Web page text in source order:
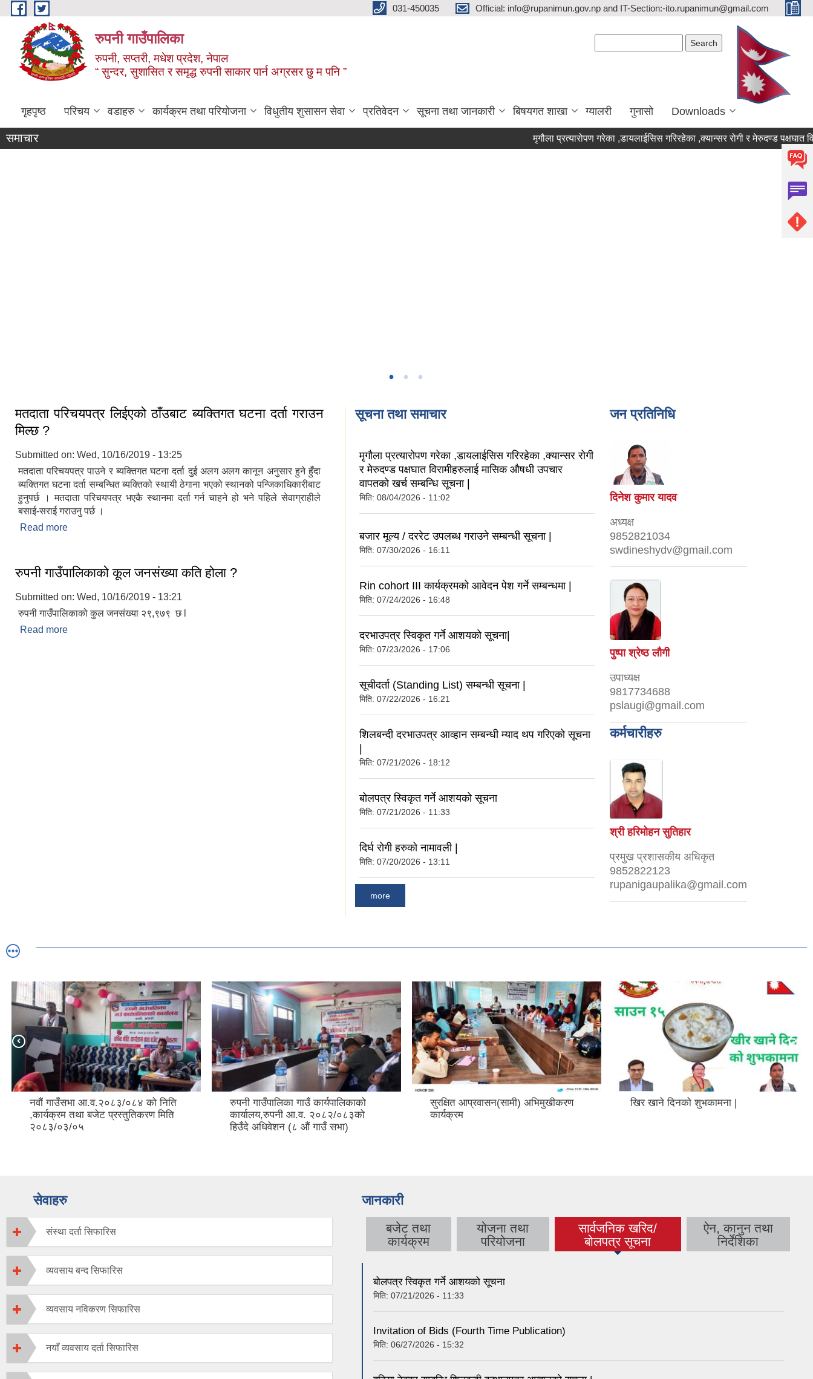
Skip to main content 031-450035 Official: info@rupanimun.gov.np and IT-Section:-ito.rupanimun@gmail.com
रुपनी गाउँपालिका
रुपनी, सप्तरी, मधेश प्रदेश, नेपाल
“ सुन्दर, सुशासित र समृद्ध रुपनी साकार पार्न अग्रसर छु म पनि ”
गृहपृष्ठ परिचय वडाहरु कार्यक्रम तथा परियोजना विधुतीय शुसासन सेवा प्रतिवेदन सूचना तथा जानकारी बिषयगत शाखा ग्यालरी गुनासो Downloads
समाचार मृगौला प्रत्यारोपण गरेका ,डायलाईसिस गरिरहेका ,क्यान्सर रोगी र मेरुदण्ड पक्षघात
Happy Dashain
मतदाता परिचयपत्र लिईएको ठाँउबाट ब्यक्तिगत घटना दर्ता गराउन
मिल्छ ?
Submitted on: Wed, 10/16/2019 - 13:25
मतदाता परिचयपत्र पाउने र ब्यक्तिगत घटना दर्ता दुई अलग अलग कानून अनुसार हुने हुँदा
ब्यक्तिगत घटना दर्ता सम्बन्धित ब्यक्तिको स्थायी ठेगाना भएको स्थानको पन्जिकाधिकारीबाट
हुनुपर्छ । मतदाता परिचयपत्र भएकै स्थानमा दर्ता गर्न चाहने हो भने पहिले सेवाग्राहीले
बसाई-सराई गराउनु पर्छ ।
Read more
रुपनी गाउँपालिकाको कूल जनसंख्या कति होला ?
Submitted on: Wed, 10/16/2019 - 13:21
रुपनी गाउँपालिकाको कुल जनसंख्या २९,९७९ छ l
Read more
सूचना तथा समाचार
मृगौला प्रत्यारोपण गरेका ,डायलाईसिस गरिरहेका ,क्यान्सर रोगी
र मेरुदण्ड पक्षघात विरामीहरुलाई मासिक औषधी उपचार
वापतको खर्च सम्बन्धि सूचना |
मिति: 08/04/2026 - 11:02
बजार मूल्य / दररेट उपलब्ध गराउने सम्बन्धी सूचना |
मिति: 07/30/2026 - 16:11
Rin cohort III कार्यक्रमको आवेदन पेश गर्ने सम्बन्धमा |
मिति: 07/24/2026 - 16:48
दरभाउपत्र स्विकृत गर्ने आशयको सूचना|
मिति: 07/23/2026 - 17:06
सूचीदर्ता (Standing List) सम्बन्धी सूचना |
मिति: 07/22/2026 - 16:21
शिलबन्दी दरभाउपत्र आव्हान सम्बन्धी म्याद थप गरिएको सूचना
|
मिति: 07/21/2026 - 18:12
बोलपत्र स्विकृत गर्ने आशयको सूचना
मिति: 07/21/2026 - 11:33
दिर्घ रोगी हरुको नामावली |
मिति: 07/20/2026 - 13:11
more
जन प्रतिनिधि
दिनेश कुमार यादव
अध्यक्ष
9852821034
swdineshydv@gmail.com
पुष्पा श्रेष्ठ लौगी
उपाध्यक्ष
9817734688
pslaugi@gmail.com
कर्मचारीहरु
श्री हरिमोहन सुतिहार
प्रमुख प्रशासकीय अधिकृत
9852822123
rupanigaupalika@gmail.com
नवौं गाउँसभा आ.व.२०८३/०८४ को निति
,कार्यक्रम तथा बजेट प्रस्तुतिकरण मिति
२०८३/०३/०५
रुपनी गाउँपालिका गाउँ कार्यपालिकाको
कार्यालय,रुपनी आ.व. २०८२/०८३को
हिउँदे अधिवेशन (८ औं गाउँ सभा)
सुरक्षित आप्रवासन(सामी) अभिमुखीकरण
कार्यक्रम
खिर खाने दिनको शुभकामना |
सेवाहरु
संस्था दर्ता सिफारिस
व्यवसाय बन्द सिफारिस
व्यवसाय नविकरण सिफारिस
नयाँ व्यवसाय दर्ता सिफारिस
जानकारी
बजेट तथा
कार्यक्रम
योजना तथा
परियोजना
सार्वजनिक खरिद/
बोलपत्र सूचना
(active tab)
ऐन, कानुन तथा
निर्देशिका
बोलपत्र स्विकृत गर्ने आशयको सूचना
मिति: 07/21/2026 - 11:33
Invitation of Bids (Fourth Time Publication)
मिति: 06/27/2026 - 15:32